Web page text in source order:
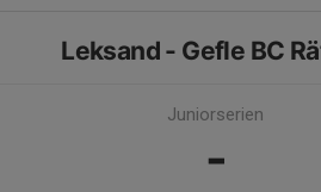
Leksand - Gefle BC
Juniorserien
-